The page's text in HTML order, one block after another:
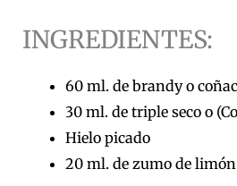
INGREDIENTES:
60 ml. de brandy o coñac
30 ml. de triple seco o
Hielo picado
20 ml. de zumo de limón